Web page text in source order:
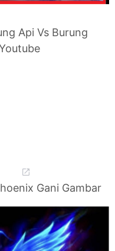
Api Vs Burung
Gani Gambar